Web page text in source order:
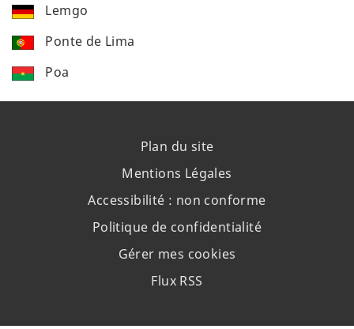
Lemgo
Ponte de Lima
Poa
Plan du site
Mentions Légales
Accessibilité : non conforme
Politique de confidentialité
Gérer mes cookies
Flux RSS